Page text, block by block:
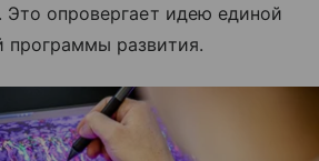
опровергает идею единой
программы развития.